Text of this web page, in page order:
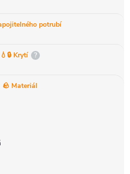
potrubí
💧🔒 Krytí ?
🪨 Materiál